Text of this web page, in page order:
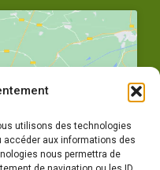
utilisons des technologies
aux informations des
nous permettra de
ce contenu